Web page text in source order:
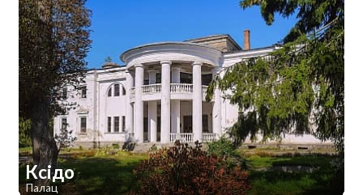
Ксідо
Палац